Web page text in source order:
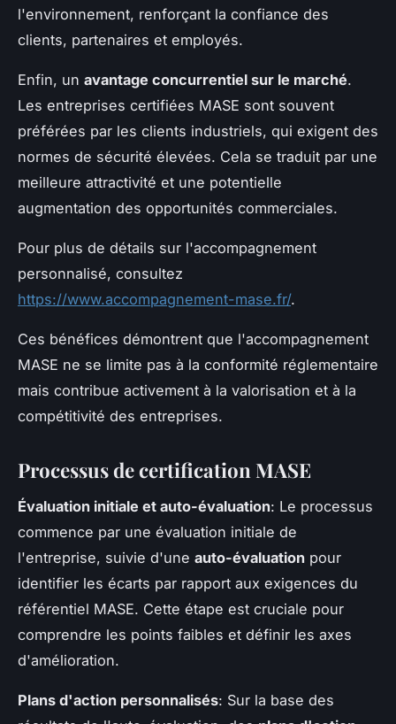
l'environnement, renforçant la confiance des
clients, partenaires et employés.
Enfin, un avantage concurrentiel sur le marché.
Les entreprises certifiées MASE sont souvent
préférées par les clients industriels, qui exigent des
normes de sécurité élevées. Cela se traduit par une
meilleure attractivité et une potentielle
augmentation des opportunités commerciales.
Pour plus de détails sur l'accompagnement
personnalisé, consultez
https://www.accompagnement-mase.fr/.
Ces bénéfices démontrent que l'accompagnement
MASE ne se limite pas à la conformité réglementaire
mais contribue activement à la valorisation et à la
compétitivité des entreprises.
Processus de certification MASE
Évaluation initiale et auto-évaluation: Le processus
commence par une évaluation initiale de
l'entreprise, suivie d'une auto-évaluation pour
identifier les écarts par rapport aux exigences du
référentiel MASE. Cette étape est cruciale pour
comprendre les points faibles et définir les axes
d'amélioration.
Plans d'action personnalisés: Sur la base des